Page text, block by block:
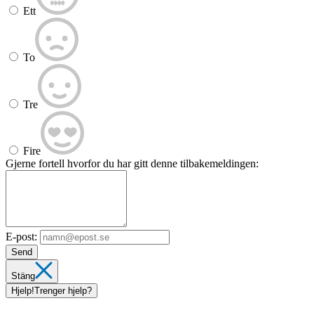
Ett
To
Tre
Fire
Gjerne fortell hvorfor du har gitt denne tilbakemeldingen:
E-post:
Send
Stäng
Hjelp!Trenger hjelp?